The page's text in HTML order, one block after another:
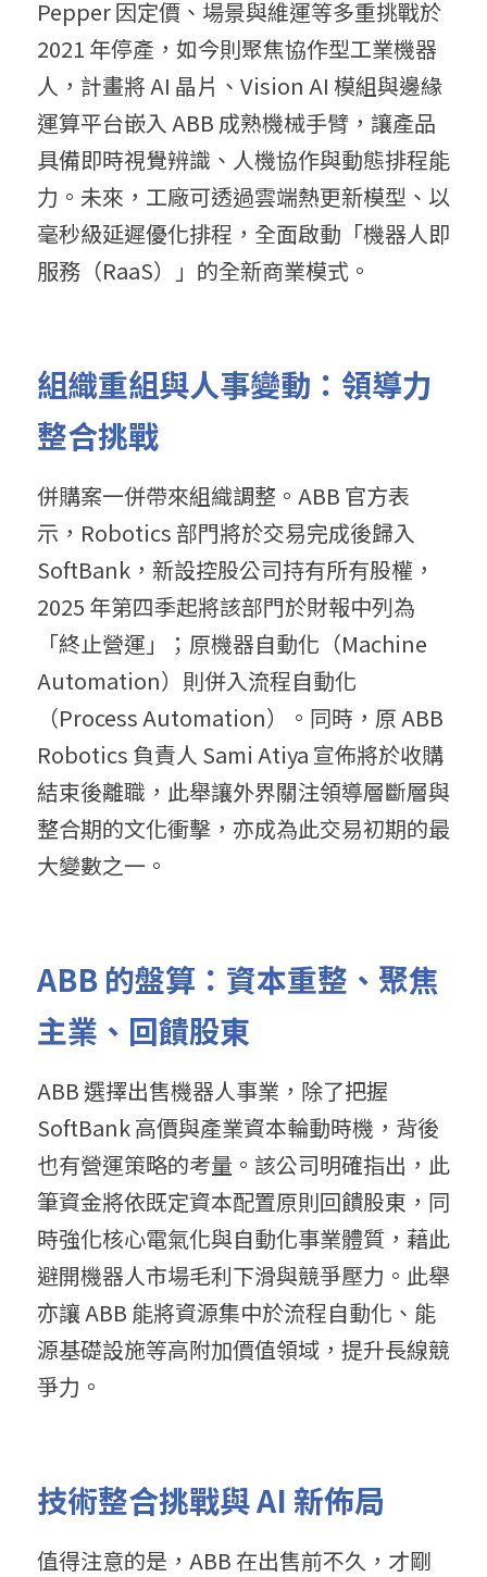
Pepper 因定價、場景與維運等多重挑戰於
2021 年停產，如今則聚焦協作型工業機器
人，計畫將 AI 晶片、Vision AI 模組與邊緣
運算平台嵌入 ABB 成熟機械手臂，讓產品
具備即時視覺辨識、人機協作與動態排程能
力。未來，工廠可透過雲端熱更新模型、以
毫秒級延遲優化排程，全面啟動「機器人即
服務（RaaS）」的全新商業模式。
組織重組與人事變動：領導力
整合挑戰
併購案一併帶來組織調整。ABB 官方表
示，Robotics 部門將於交易完成後歸入
SoftBank，新設控股公司持有所有股權，
2025 年第四季起將該部門於財報中列為
「終止營運」；原機器自動化（Machine
Automation）則併入流程自動化
（Process Automation）。同時，原 ABB
Robotics 負責人 Sami Atiya 宣佈將於收購
結束後離職，此舉讓外界關注領導層斷層與
整合期的文化衝擊，亦成為此交易初期的最
大變數之一。
ABB 的盤算：資本重整、聚焦
主業、回饋股東
ABB 選擇出售機器人事業，除了把握
SoftBank 高價與產業資本輪動時機，背後
也有營運策略的考量。該公司明確指出，此
筆資金將依既定資本配置原則回饋股東，同
時強化核心電氣化與自動化事業體質，藉此
避開機器人市場毛利下滑與競爭壓力。此舉
亦讓 ABB 能將資源集中於流程自動化、能
源基礎設施等高附加價值領域，提升長線競
爭力。
技術整合挑戰與 AI 新佈局
值得注意的是，ABB 在出售前不久，才剛